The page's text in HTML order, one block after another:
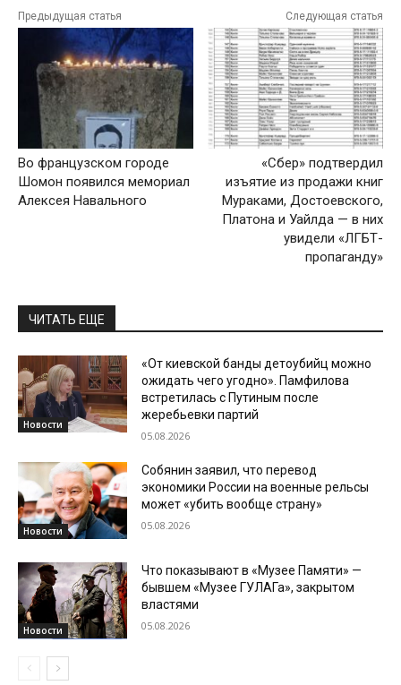
Предыдущая статья
Во французском городе
Шомон появился мемориал
Алексея Навального
Следующая статья
«Сбер» подтвердил
изъятие из продажи книг
Мураками, Достоевского,
Платона и Уайлда — в них
увидели «ЛГБТ-
пропаганду»
ЧИТАТЬ ЕЩЕ
Новости
«От киевской банды детоубийц можно
ожидать чего угодно». Памфилова
встретилась с Путиным после
жеребьевки партий
05.08.2026
Новости
Собянин заявил, что перевод
экономики России на военные рельсы
может «убить вообще страну»
05.08.2026
Новости
Что показывают в «Музее Памяти» —
бывшем «Музее ГУЛАГа», закрытом
властями
05.08.2026